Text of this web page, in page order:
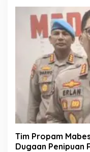
Tim Propam
Dugaan Penipuan